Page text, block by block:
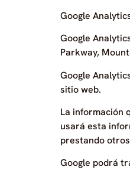
Google
Google
Parkway,
Google
sitio web.
La información
usará esta
prestando
Google podrá